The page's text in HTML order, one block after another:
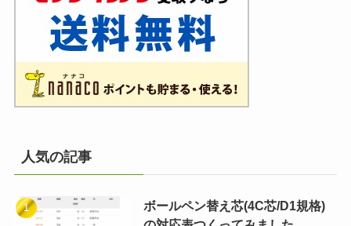
人気の記事
ボールペン替え芯(4C芯/D1規格)